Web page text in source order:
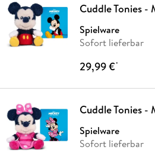
Cuddle Tonies -
Spielware
Sofort lieferbar
29,99 €*
Cuddle Tonies -
Spielware
Sofort lieferbar